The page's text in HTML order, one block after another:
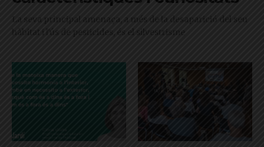
La seva principal amenaça, a més de la desaparició del seu
hàbitat i l'ús de pesticides, és el silvestrisme